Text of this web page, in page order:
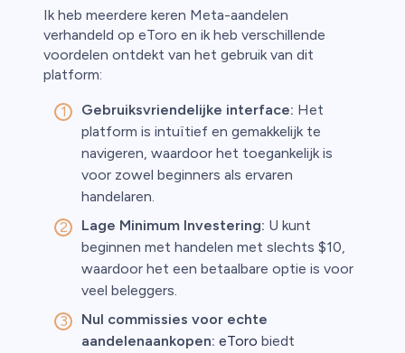
Ik heb meerdere keren Meta-aandelen
verhandeld op eToro en ik heb verschillende
voordelen ontdekt van het gebruik van dit
platform:
Gebruiksvriendelijke interface: Het
platform is intuïtief en gemakkelijk te
navigeren, waardoor het toegankelijk is
voor zowel beginners als ervaren
handelaren.
Lage Minimum Investering: U kunt
beginnen met handelen met slechts $10,
waardoor het een betaalbare optie is voor
veel beleggers.
Nul commissies voor echte
aandelenaankopen: eToro biedt